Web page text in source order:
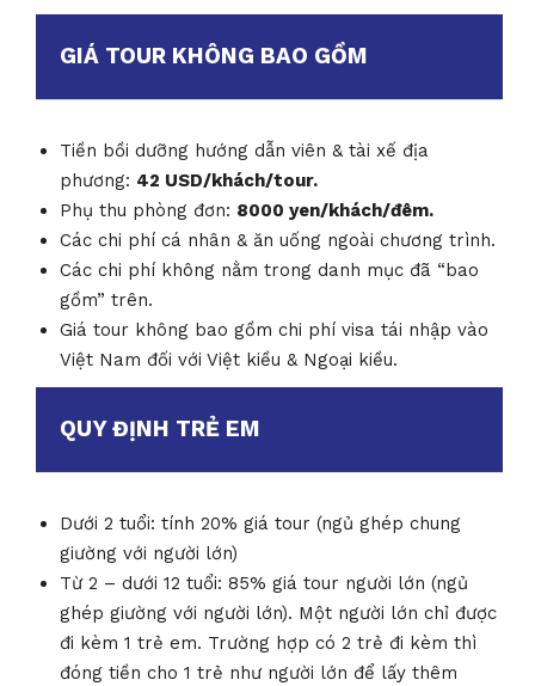
GIÁ TOUR KHÔNG BAO GỒM
Tiền bồi dưỡng hướng dẫn viên & tài xế địa
phương: 42 USD/khách/tour.
Phụ thu phòng đơn: 8000 yen/khách/đêm.
Các chi phí cá nhân & ăn uống ngoài chương trình.
Các chi phí không nằm trong danh mục đã “bao
gồm” trên.
Giá tour không bao gồm chi phí visa tái nhập vào
Việt Nam đối với Việt kiều & Ngoại kiều.
QUY ĐỊNH TRẺ EM
Dưới 2 tuổi: tính 20% giá tour (ngủ ghép chung
giường với người lớn)
Từ 2 – dưới 12 tuổi: 85% giá tour người lớn (ngủ
ghép giường với người lớn). Một người lớn chỉ được
đi kèm 1 trẻ em. Trường hợp có 2 trẻ đi kèm thì
đóng tiền cho 1 trẻ như người lớn để lấy thêm